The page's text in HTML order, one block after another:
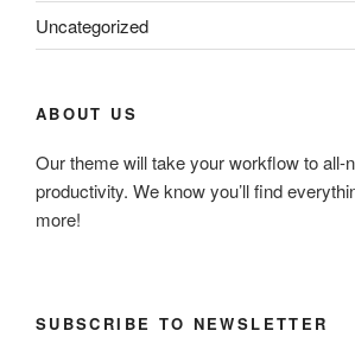
Uncategorized
ABOUT US
Our theme will take your workflow to all-
productivity. We know you’ll find
more!
SUBSCRIBE TO NEWSLETTER